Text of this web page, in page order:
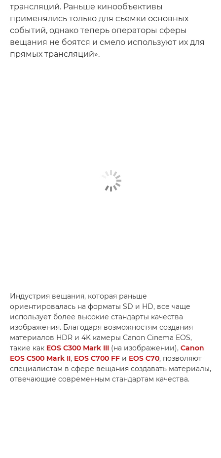
трансляций. Раньше кинообъективы
применялись только для съемки основных
событий, однако теперь операторы сферы
вещания не боятся и смело используют их для
прямых трансляций».
Индустрия вещания, которая раньше
ориентировалась на форматы SD и HD, все чаще
использует более высокие стандарты качества
изображения. Благодаря возможностям создания
материалов HDR и 4K камеры Canon Cinema EOS,
такие как EOS C300 Mark III (на изображении), Canon
EOS C500 Mark II, EOS C700 FF и EOS C70, позволяют
специалистам в сфере вещания создавать материалы,
отвечающие современным стандартам качества.